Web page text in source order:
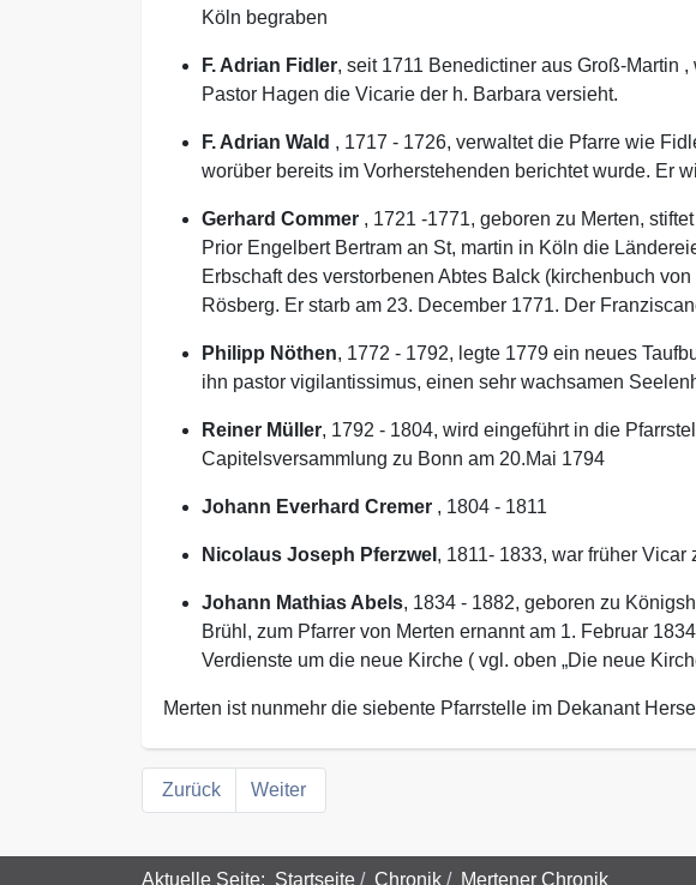
Köln begraben
F. Adrian Fidler, seit 1711 Benedictiner aus Groß-Martin
Pastor Hagen die Vicarie der h. Barbara versieht.
F. Adrian Wald , 1717 - 1726, verwaltet die Pfarre wie
worüber bereits im Vorherstehenden berichtet wurde. Er
Gerhard Commer , 1721 -1771, geboren zu Merten,
Prior Engelbert Bertram an St, martin in Köln die
Erbschaft des verstorbenen Abtes Balck (kirchenbuch
Rösberg. Er starb am 23. December 1771. Der
Philipp Nöthen, 1772 - 1792, legte 1779 ein neues
ihn pastor vigilantissimus, einen sehr wachsamen
Reiner Müller, 1792 - 1804, wird eingeführt in die
Capitelsversammlung zu Bonn am 20.Mai 1794
Johann Everhard Cremer , 1804 - 1811
Nicolaus Joseph PferzweI , 1811- 1833, war früher
Johann Mathias Abels, 1834 - 1882, geboren zu
Brühl, zum Pfarrer von Merten ernannt am 1. Februar
Verdienste um die neue Kirche ( vgl. oben „Die neue
Merten ist nunmehr die siebente Pfarrstelle im Dekanant
Zurück Weiter
Aktuelle Seite: Startseite Chronik Mertener Chronik